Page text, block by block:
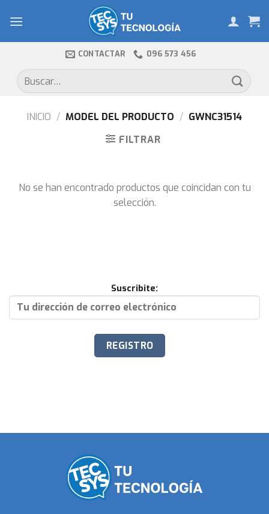
CONTACTAR 096 573 456
Buscar
por:
INICIO / MODEL DEL PRODUCTO / GWNC31514
FILTRAR
No se han encontrado productos que coincidan con tu
selección.
Suscribite: